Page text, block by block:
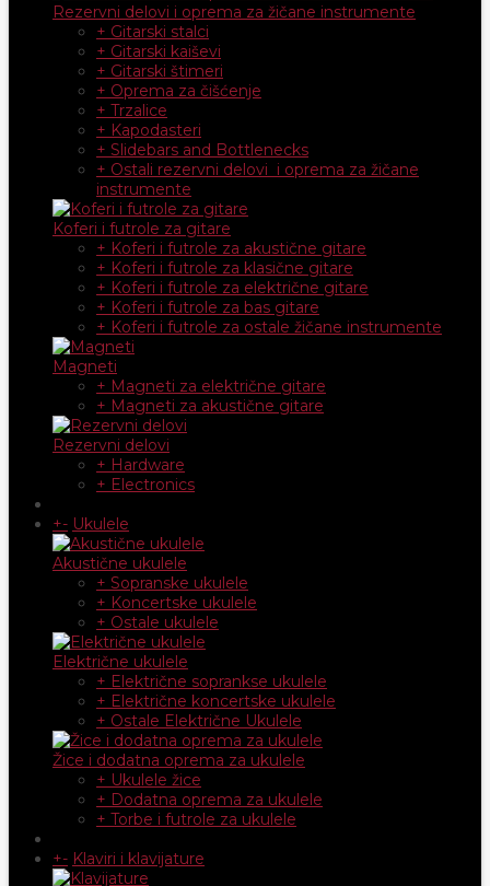
Rezervni delovi i oprema za žičane instrumente
+ Gitarski stalci
+ Gitarski kaiševi
+ Gitarski štimeri
+ Oprema za čišćenje
+ Trzalice
+ Kapodasteri
+ Slidebars and Bottlenecks
+ Ostali rezervni delovi i oprema za žičane
instrumente
Koferi i futrole za gitare
+ Koferi i futrole za akustične gitare
+ Koferi i futrole za klasične gitare
+ Koferi i futrole za električne gitare
+ Koferi i futrole za bas gitare
+ Koferi i futrole za ostale žičane instrumente
Magneti
+ Magneti za električne gitare
+ Magneti za akustične gitare
Rezervni delovi
+ Hardware
+ Electronics
+- Ukulele
Akustične ukulele
+ Sopranske ukulele
+ Koncertske ukulele
+ Ostale ukulele
Električne ukulele
+ Električne soprankse ukulele
+ Električne koncertske ukulele
+ Ostale Električne Ukulele
Žice i dodatna oprema za ukulele
+ Ukulele žice
+ Dodatna oprema za ukulele
+ Torbe i futrole za ukulele
+- Klaviri i klavijature